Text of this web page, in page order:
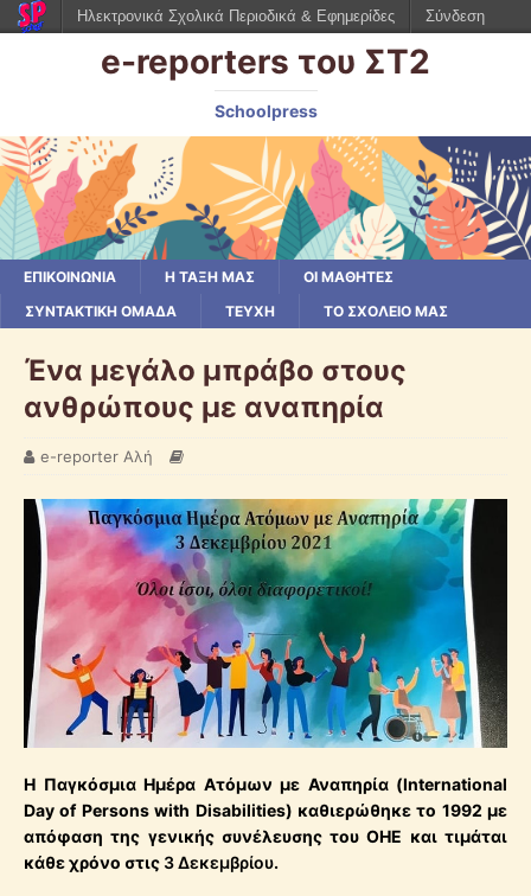
e-reporters του ΣΤ2
Schoolpress
ΕΠΙΚΟΙΝΩΝΙΑ Η ΤΑΞΗ ΜΑΣ
ΟΙ ΜΑΘΗΤΕΣ
ΣΥΝΤΑΚΤΙΚΗ ΟΜΑΔΑ
ΤΕΥΧΗ ΤΟ ΣΧΟΛΕΙΟ ΜΑΣ
Ένα μεγάλο μπράβο στους
ανθρώπους με αναπηρία
e-reporter Αλή
Η Παγκόσμια Ημέρα Ατόμων με Αναπηρία (International
Day of Persons with Disabilities) καθιερώθηκε το 1992 με
απόφαση της γενικής συνέλευσης του ΟΗΕ και τιμάται
κάθε χρόνο στις 3 Δεκεμβρίου.
Ηλεκτρονικά Σχολικά Περιοδικά & Εφημερίδες Σύνδεση